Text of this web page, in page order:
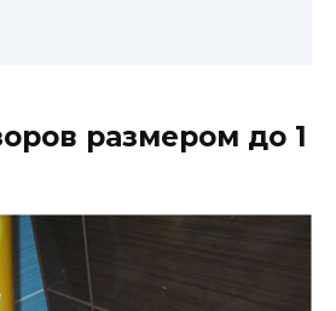
размером до 1